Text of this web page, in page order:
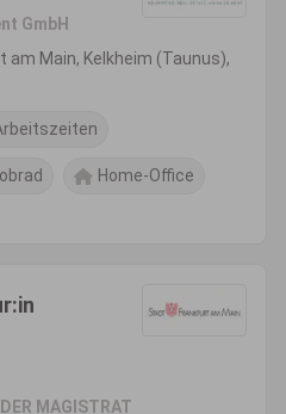
GmbH
am Main, Kelkheim (Taunus),
Home-Office
MAGISTRAT